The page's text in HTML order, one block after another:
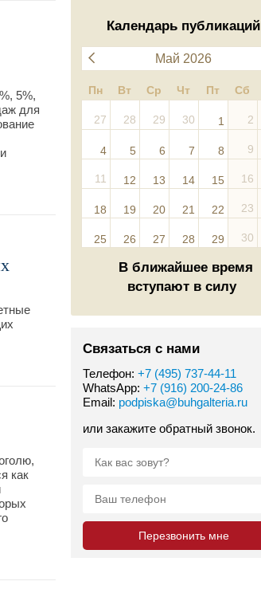
5%,
для
как
Календарь публикаций
Май 2026
Пн Вт Ср Чт Пт Сб
27 28 29 30 1 2
4 5 6 7 8 9
11 12 13 14 15 16
18 19 20 21 22 23
25 26 27 28 29 30
В ближайшее время
вступают в силу
Связаться с нами
Телефон: +7 (495) 737-44-11
WhatsApp: +7 (916) 200-24-86
Email: podpiska@buhgalteria.ru
или закажите обратный звонок.